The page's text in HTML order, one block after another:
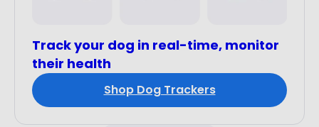
Track your dog in real-time, monitor
their health
Shop Dog Trackers